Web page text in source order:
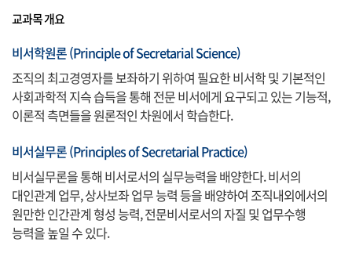
교과목 개요
비서학원론 (Principle of Secretarial Science)
조직의 최고경영자를 보좌하기 위하여 필요한 비서학 및 기본적인
사회과학적 지슥 습득을 통해 전문 비서에게 요구되고 있는 기능적,
이론적 측면들을 원론적인 차원에서 학습한다.
비서실무론 (Principles of Secretarial Practice)
비서실무론을 통해 비서로서의 실무능력을 배양한다. 비서의
대인관계 업무, 상사보좌 업무 능력 등을 배양하여 조직내외에서의
원만한 인간관계 형성 능력, 전문비서로서의 자질 및 업무수행
능력을 높일 수 있다.